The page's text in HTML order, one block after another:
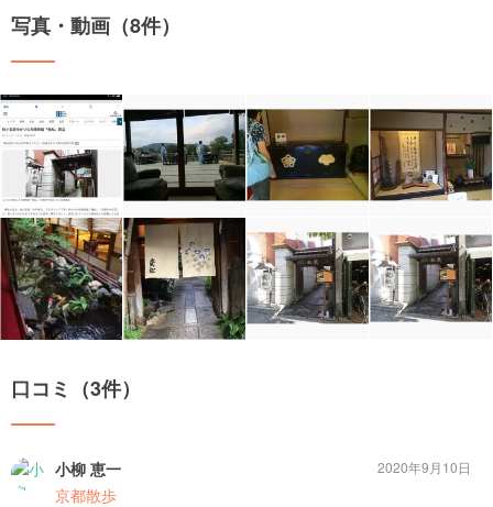
写真・動画（8件）
口コミ（3件）
小柳 恵一
京都散歩
2020年9月10日